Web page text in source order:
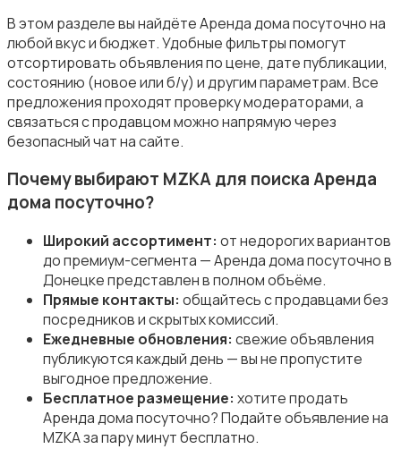
В этом разделе вы найдёте Аренда дома посуточно на
любой вкус и бюджет. Удобные фильтры помогут
отсортировать объявления по цене, дате публикации,
состоянию (новое или б/у) и другим параметрам. Все
предложения проходят проверку модераторами, а
связаться с продавцом можно напрямую через
безопасный чат на сайте.
Почему выбирают MZKA для поиска Аренда
дома посуточно?
Широкий ассортимент: от недорогих вариантов
до премиум-сегмента — Аренда дома посуточно в
Донецке представлен в полном объёме.
Прямые контакты: общайтесь с продавцами без
посредников и скрытых комиссий.
Ежедневные обновления: свежие объявления
публикуются каждый день — вы не пропустите
выгодное предложение.
Бесплатное размещение: хотите продать
Аренда дома посуточно? Подайте объявление на
MZKA за пару минут бесплатно.